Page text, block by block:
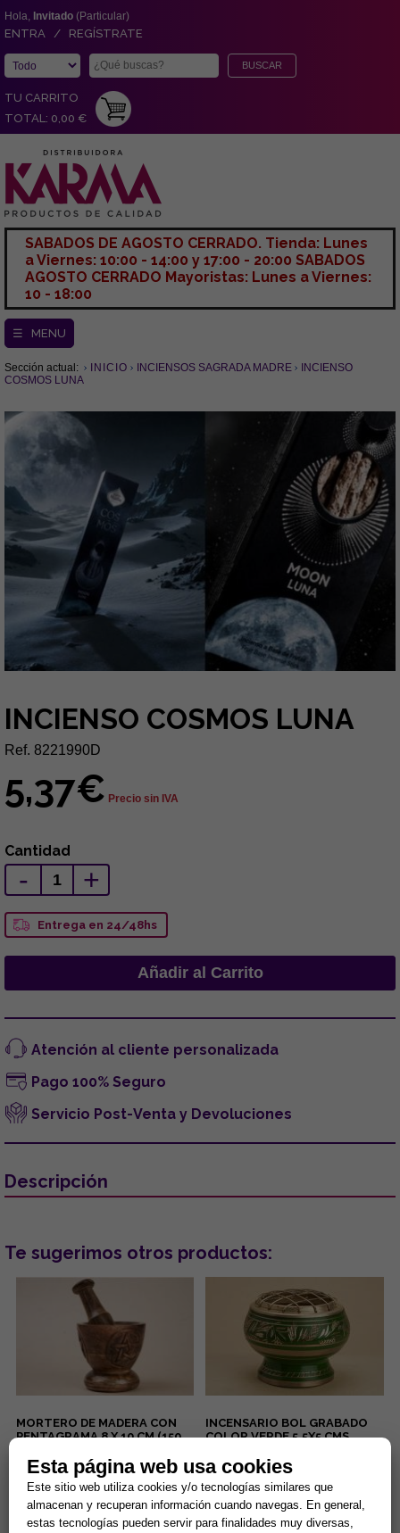
Hola, Invitado (Particular)
ENTRA / REGÍSTRATE
TU CARRITO
TOTAL: 0,00 €
SABADOS DE AGOSTO CERRADO. Tienda: Lunes
a Viernes: 10:00 - 14:00 y 17:00 - 20:00 SABADOS
AGOSTO CERRADO Mayoristas: Lunes a Viernes:
10 - 18:00
☰ MENU
Sección actual: INICIO INCIENSOS SAGRADA MADRE
INCIENSO
COSMOS LUNA
INCIENSO COSMOS LUNA
Ref. 8221990D
5,37€ Precio sin IVA
Cantidad
- +
Entrega en 24/48hs
Atención al cliente personalizada
Pago 100% Seguro
Servicio Post-Venta y Devoluciones
Descripción
Te sugerimos otros productos:
MORTERO DE MADERA CON
PENTAGRAMA 8 X 10 CM (150
El mortero de madera con
pentagrama de 8 x 10 cm (150
gramos) es una herramienta
esotérica para el uso en alta...
14,90 €
INCENSARIO BOL GRABADO
COLOR VERDE 5.5X5 CMS
...
13,94 €
Esta página web usa cookies
Este sitio web utiliza cookies y/o tecnologías similares que
almacenan y recuperan información cuando navegas. En general,
estas tecnologías pueden servir para finalidades muy diversas,